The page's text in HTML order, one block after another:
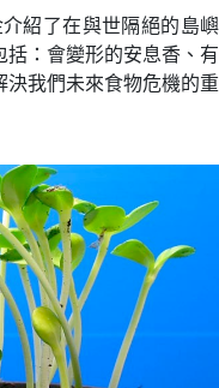
紹了在與世隔絕的島嶼
：會變形的安息香、有
我們未來食物危機的重